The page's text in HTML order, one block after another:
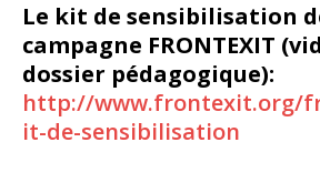
Le kit de sensibilisation
campagne FRONTEXIT
dossier pédagogique):
http://www.frontexit.org/
it-de-sensibilisation